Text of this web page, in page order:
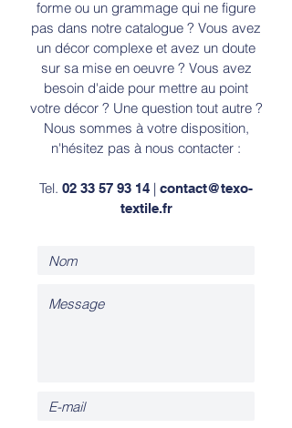
forme ou un grammage qui ne figure
pas dans notre catalogue ? Vous avez
un décor complexe et avez un doute
sur sa mise en oeuvre ? Vous avez
besoin d'aide pour mettre au point
votre décor ? Une question tout autre ?
Nous sommes à votre disposition,
n'hésitez pas à nous contacter :
Tel. 02 33 57 93 14 | contact@texo-
textile.fr